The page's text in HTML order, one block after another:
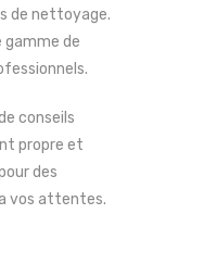
de nettoyage.
gamme de
conseils
propre et
des
vos attentes.